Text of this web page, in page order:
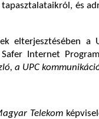
és
elterjesztésében a
Internet
a UPC
Telekom